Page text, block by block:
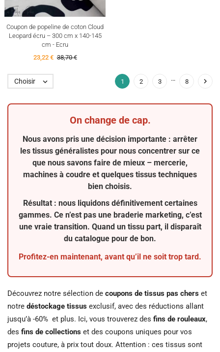
Coupon de popeline de coton Cloud
Leopard écru – 300 cm x 140-145
cm - Ecru
23,22 € 38,70 €
Choisir  1 2 3 … 8 
On change de cap.
Nous avons pris une décision importante : arrêter
les tissus généralistes pour nous concentrer sur ce
que nous savons faire de mieux – mercerie,
machines à coudre et quelques tissus techniques
bien choisis.
Résultat : nous liquidons définitivement certaines
gammes. Ce n’est pas une braderie marketing, c’est
une vraie transition. Quand un tissu part, il disparaît
du catalogue pour de bon.
Profitez-en maintenant, avant qu’il ne soit trop tard.
Découvrez notre sélection de coupons de tissus pas chers et
notre déstockage tissus exclusif, avec des réductions allant
jusqu’à -60% et plus. Ici, vous trouverez des fins de rouleaux,
des fins de collections et des coupons uniques pour vos
projets couture, à prix tout doux. Attention : ces tissus sont